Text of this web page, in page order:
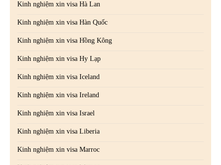
Kinh nghiệm xin visa Hà Lan
Kinh nghiệm xin visa Hàn Quốc
Kinh nghiệm xin visa Hồng Kông
Kinh nghiệm xin visa Hy Lạp
Kinh nghiệm xin visa Iceland
Kinh nghiệm xin visa Ireland
Kinh nghiệm xin visa Israel
Kinh nghiệm xin visa Liberia
Kinh nghiệm xin visa Marroc